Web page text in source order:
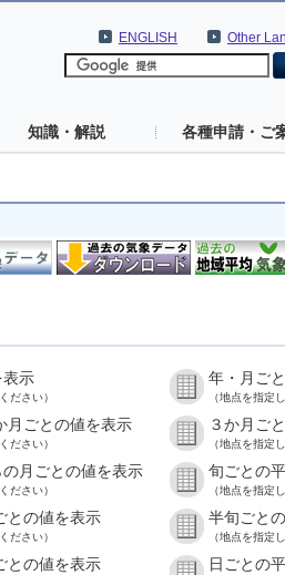
Other
ENGLISH
知識・解説 各種申請・ご
示
ださい）
年・月ご
（地点を指定
月ごとの値を表示
ださい）
３か月ご
（地点を指定
月ごとの値を表示
ださい）
旬ごとの
（地点を指定
との値を表示
ださい）
半旬ごと
（地点を指定
との値を表示 日ごとの